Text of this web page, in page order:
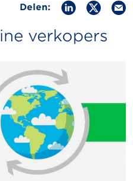
Delen:
verkopers